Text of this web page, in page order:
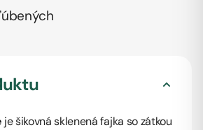
je šikovná sklenená fajka so zátkou